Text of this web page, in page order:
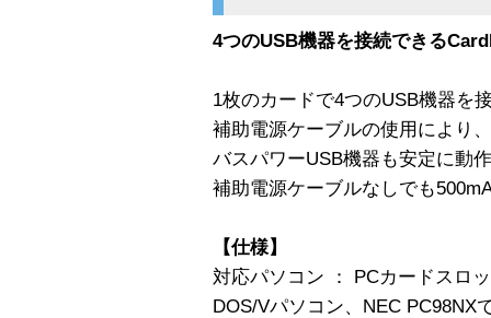
4つのUSB機器を接続できる
1枚のカードで4つのUSB機器を
補助電源ケーブルの使用により
バスパワーUSB機器も安定に動
補助電源ケーブルなしでも
【仕様】
対応パソコン ： PCカードスロ
DOS/Vパソコン、NEC PC98NX